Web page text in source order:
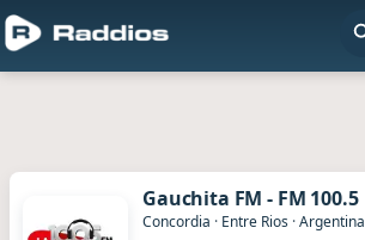
Gauchita FM - FM 100.5
Concordia · Entre Rios ·Argentina